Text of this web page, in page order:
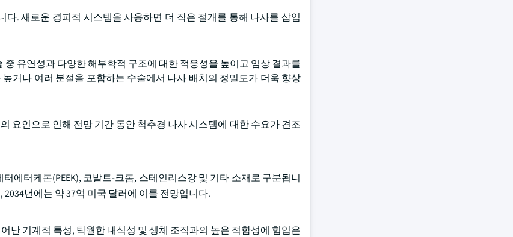
. 새로운 경피적 시스템을 사용하면 더 작은 절개를 통해 나사를 삽입
유연성과 다양한 해부학적 구조에 대한 적응성을 높이고 임상 결과를
거나 여러 분절을 포함하는 수술에서 나사 배치의 정밀도가 더욱 향상
요인으로 인해 전망 기간 동안 척추경 나사 시스템에 대한 수요가 견조
에터케톤(PEEK), 코발트-크롬, 스테인리스강 및 기타 소재로 구분됩니
년에는 약 37억 미국 달러에 이를 전망입니다.
난 기계적 특성, 탁월한 내식성 및 생체 조직과의 높은 적합성에 힘입은